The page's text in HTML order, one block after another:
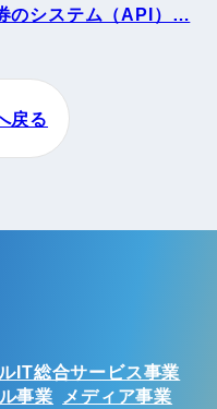
のシステム（API）…
戻る
IT総合サービス事業
事業
メディア事業